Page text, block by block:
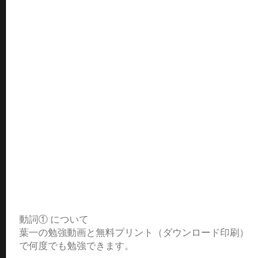
動詞① について
葉一の勉強動画と無料プリント（ダウンロード印刷）
で何度でも勉強できます。